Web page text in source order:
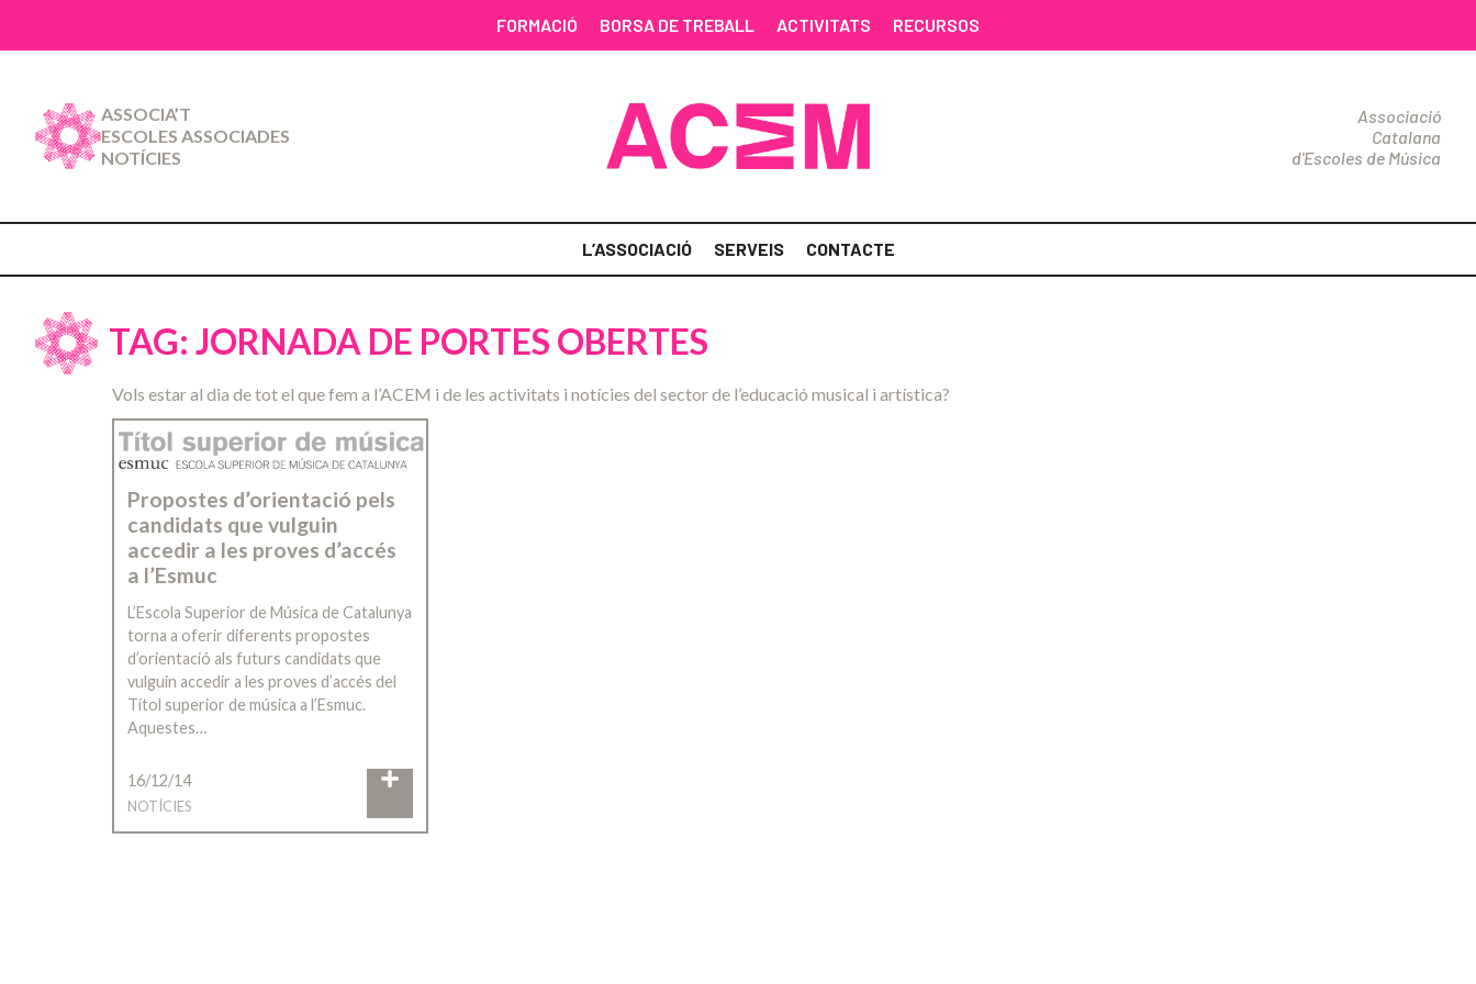
FORMACIÓ BORSA DE TREBALL ACTIVITATS RECURSOS
ASSOCIA’T
ESCOLES ASSOCIADES
NOTÍCIES
Associació
Catalana
d'Escoles de Música
L’ASSOCIACIÓ SERVEIS CONTACTE
TAG: JORNADA DE PORTES OBERTES
Vols estar al dia de tot el que fem a l’ACEM i de les activitats i notícies del sector de l’educació musical i artística?
Propostes d’orientació pels
candidats que vulguin
accedir a les proves d’accés
a l’Esmuc
L’Escola Superior de Música de Catalunya
torna a oferir diferents propostes
d’orientació als futurs candidats que
vulguin accedir a les proves d’accés del
Títol superior de música a l’Esmuc.
Aquestes…
16/12/14
NOTÍCIES